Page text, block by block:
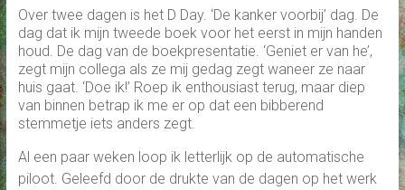
Over twee dagen is het D Day. ‘De kanker voorbij’ dag. De
dag dat ik mijn tweede boek voor het eerst in mijn handen
houd. De dag van de boekpresentatie. ‘Geniet er van he’,
zegt mijn collega als ze mij gedag zegt waneer ze naar
huis gaat. ‘Doe ik!’ Roep ik enthousiast terug, maar diep
van binnen betrap ik me er op dat een bibberend
stemmetje iets anders zegt.
Al een paar weken loop ik letterlijk op de automatische
piloot. Geleefd door de drukte van de dagen op het werk